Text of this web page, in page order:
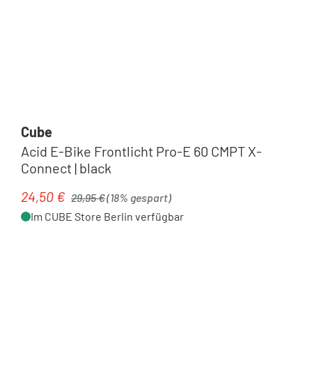
Cube
Acid E-Bike Frontlicht Pro-E 60 CMPT X-
Connect | black
Verkaufspreis:
24,50 € 29,95 €(18% gespart)
Im CUBE Store Berlin verfügbar